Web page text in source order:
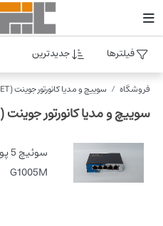
فیلترها جدیدترین
فروشگاه سوییچ و مدیا کانورتور جوینت (JOINET)
سوییچ و مدیا کانورتور جوینت (JOINET)
G1005M